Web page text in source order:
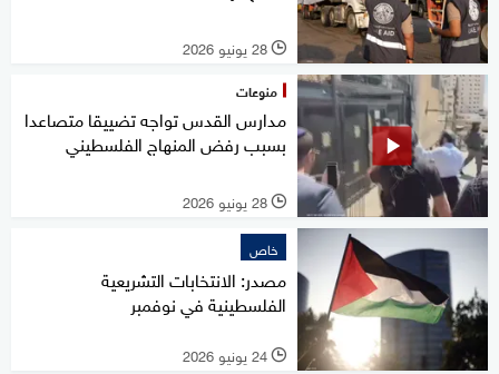
l 28 يونيو 2026
منوعات
مدارس القدس تواجه تضييقا متصاعدا
بسبب رفض المنهاج الفلسطيني
l 28 يونيو 2026
خاص
مصدر: الانتخابات التشريعية
الفلسطينية في نوفمبر
l 24 يونيو 2026